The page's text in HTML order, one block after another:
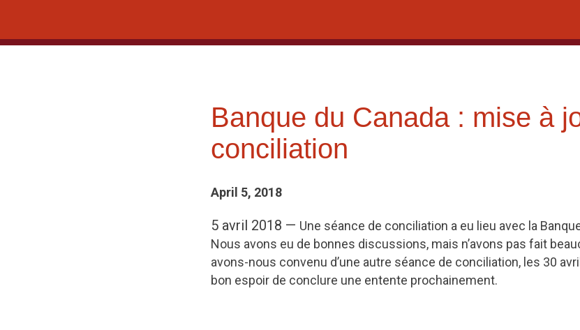
content
Banque du Canada : mise à
conciliation
April 5, 2018
5 avril 2018 — Une séance de conciliation a eu lieu avec la
Nous avons eu de bonnes discussions, mais n’avons pas fait
avons-nous convenu d’une autre séance de conciliation, les 30
bon espoir de conclure une entente prochainement.